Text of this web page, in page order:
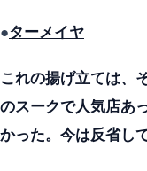
●ターメイヤ
これの揚げ立ては、
のスークで人気店あ
かった。今は反省し